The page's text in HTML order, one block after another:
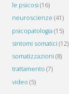
le psicosi (16)
neuroscienze (41)
psicopatologia (15)
sintomi somatici (12)
somatizzazioni (8)
trattamento (7)
video (5)